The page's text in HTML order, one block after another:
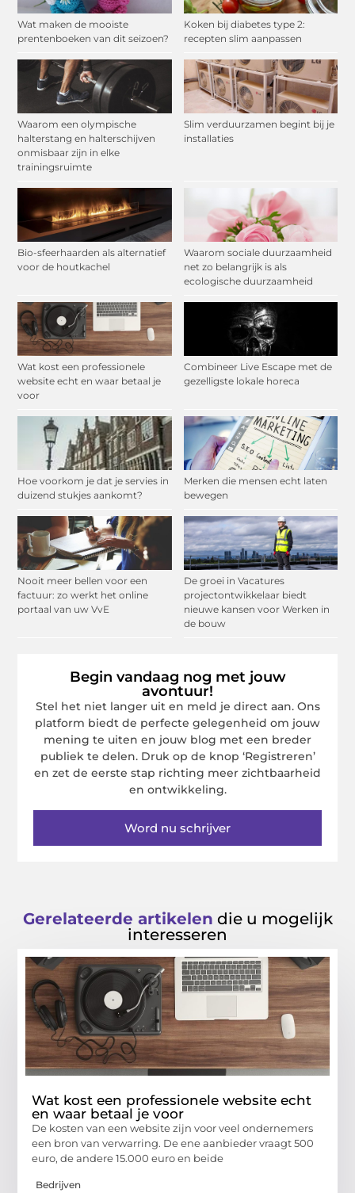
Wat maken de mooiste
prentenboeken van dit seizoen?
Koken bij diabetes type 2:
recepten slim aanpassen
Waarom een olympische
halterstang en halterschijven
onmisbaar zijn in elke
trainingsruimte
Slim verduurzamen begint bij je
installaties
Bio-sfeerhaarden als alternatief
voor de houtkachel
Waarom sociale duurzaamheid
net zo belangrijk is als
ecologische duurzaamheid
Wat kost een professionele
website echt en waar betaal je
voor
Combineer Live Escape met de
gezelligste lokale horeca
Hoe voorkom je dat je servies in
duizend stukjes aankomt?
Merken die mensen echt laten
bewegen
Nooit meer bellen voor een
factuur: zo werkt het online
portaal van uw VvE
De groei in Vacatures
projectontwikkelaar biedt
nieuwe kansen voor Werken in
de bouw
Begin vandaag nog met jouw
avontuur!
Stel het niet langer uit en meld je direct aan. Ons
platform biedt de perfecte gelegenheid om jouw
mening te uiten en jouw blog met een breder
publiek te delen. Druk op de knop ‘Registreren’
en zet de eerste stap richting meer zichtbaarheid
en ontwikkeling.
Word nu schrijver
Gerelateerde artikelen die u mogelijk
interesseren
Wat kost een professionele website echt
en waar betaal je voor
De kosten van een website zijn voor veel ondernemers
een bron van verwarring. De ene aanbieder vraagt 500
euro, de andere 15.000 euro en beide
Bedrijven